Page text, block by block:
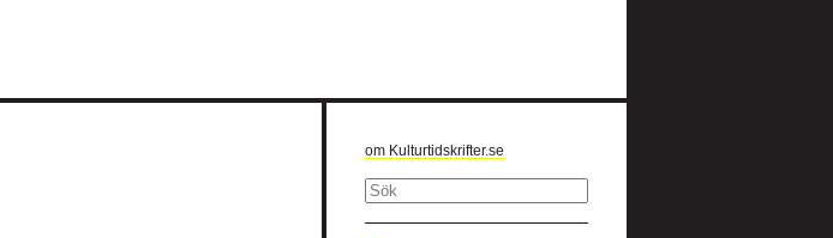
om Kulturtidskrifter.se